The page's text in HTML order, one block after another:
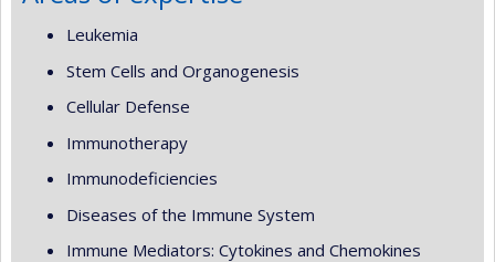
Leukemia
Stem Cells and Organogenesis
Cellular Defense
Immunotherapy
Immunodeficiencies
Diseases of the Immune System
Immune Mediators: Cytokines and Chemokines